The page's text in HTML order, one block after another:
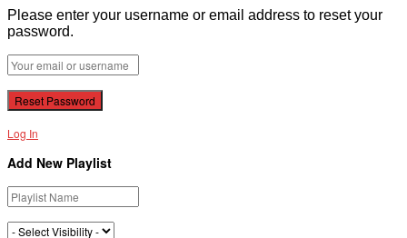
Please enter your username or email address to reset your
password.
Log In
Add New Playlist